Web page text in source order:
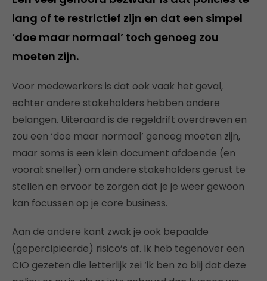
lang of te restrictief zijn en dat een simpel
‘doe maar normaal’ toch genoeg zou
moeten zijn.
Voor medewerkers is dat ook vaak het geval,
echter andere stakeholders hebben andere
belangen. Uiteraard is de regeldrift overdreven en
zou een ‘doe maar normaal’ genoeg moeten zijn,
maar soms is een klein document afdoende (en
vooral: sneller) om andere stakeholders gerust te
stellen en ervoor te zorgen dat je je weer gewoon
kan focussen op je core business.
Aan de andere kant zwak je ook bepaalde
(gepercipieerde) risico’s af. Ik heb tegenover een
CIO gezeten die letterlijk zei ‘ik ben zo blij dat deze